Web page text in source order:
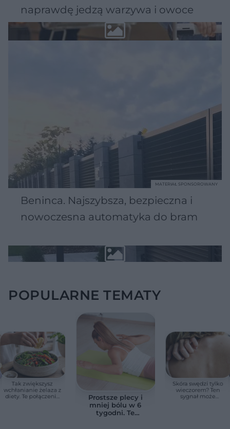
naprawdę jedzą warzywa i owoce
Beninca. Najszybsza, bezpieczna i
nowoczesna automatyka do bram
MATERIAŁ SPONSOROWANY
POPULARNE TEMATY
Tak zwiększysz
wchłanianie żelaza z
diety. Te połączenia
Prostsze plecy i
mniej bólu w 6
tygodni. Te
Skóra swędzi tylko
wieczorem? Ten
sygnał może